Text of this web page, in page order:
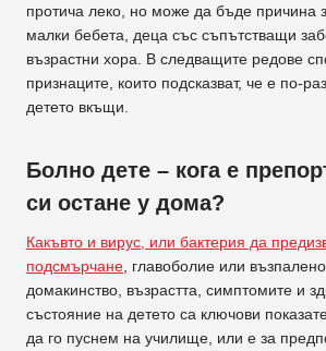
протича леко, но може да бъде причина
малки бебета, деца със съпътстващи
възрастни хора. В следващите редове
признаците, които подсказват, че е по-
детето вкъщи.
Болно дете – кога е
си остане у дома?
Какъвто и вирус, или бактерия да
подсмърчане , главоболие или
домакинство, възрастта, симптомите и
състояние на детето са ключови
да го пуснем на училище, или е за